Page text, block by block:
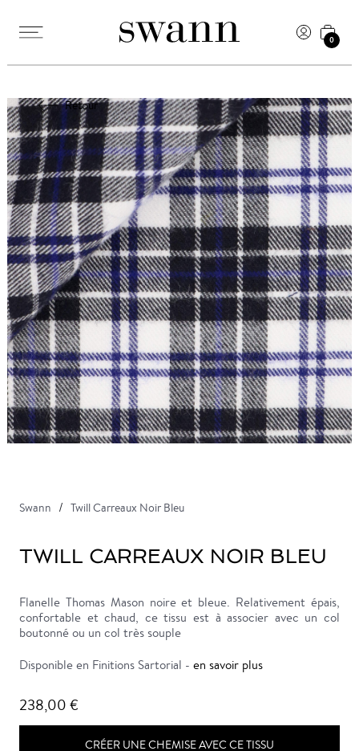
0
Retour
Swann Twill Carreaux Noir Bleu
TWILL CARREAUX NOIR BLEU
Flanelle Thomas Mason noire et bleue. Relativement épais,
confortable et chaud, ce tissu est à associer avec un col
boutonné ou un col très souple
Disponible en Finitions Sartorial - en savoir plus
238,00 €
CRÉER UNE CHEMISE AVEC CE TISSU